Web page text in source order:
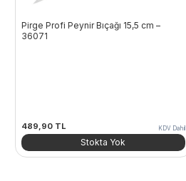
Pirge Profi Peynir Bıçağı 15,5 cm –
36071
489,90 TL KDV Dahil
Stokta Yok